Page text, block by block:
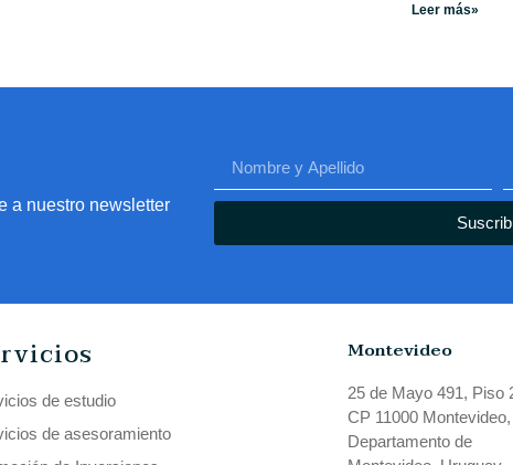
Leer más»
a nuestro newsletter
de estudio
de asesoramiento
Montevideo
25 de Mayo 491, Piso
CP 11000 Montevideo,
Departamento de